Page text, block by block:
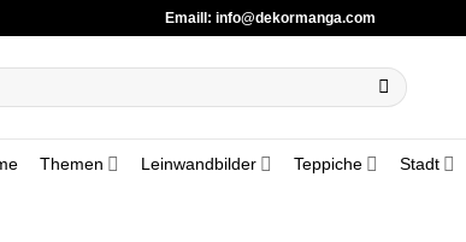
Emaill: info@dekormanga.com
Themen Leinwandbilder Teppiche Stadt